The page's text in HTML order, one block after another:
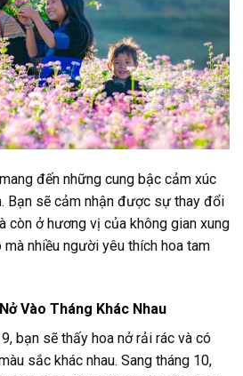
đến những cung bậc cảm xúc
Bạn sẽ cảm nhận được sự thay đổi
còn ở hương vị của không gian xung
nhiều người yêu thích hoa tam
Vào Tháng Khác Nhau
bạn sẽ thấy hoa nở rải rác và có
sắc khác nhau. Sang tháng 10,